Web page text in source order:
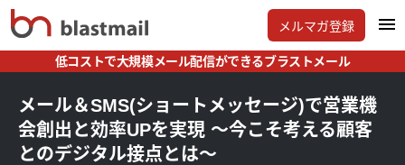
メルマガ登録
低コストで大規模メール配信ができるブラストメール
メール＆SMS(ショートメッセージ)で営業機
会創出と効率UPを実現 ～今こそ考える顧客
とのデジタル接点とは～